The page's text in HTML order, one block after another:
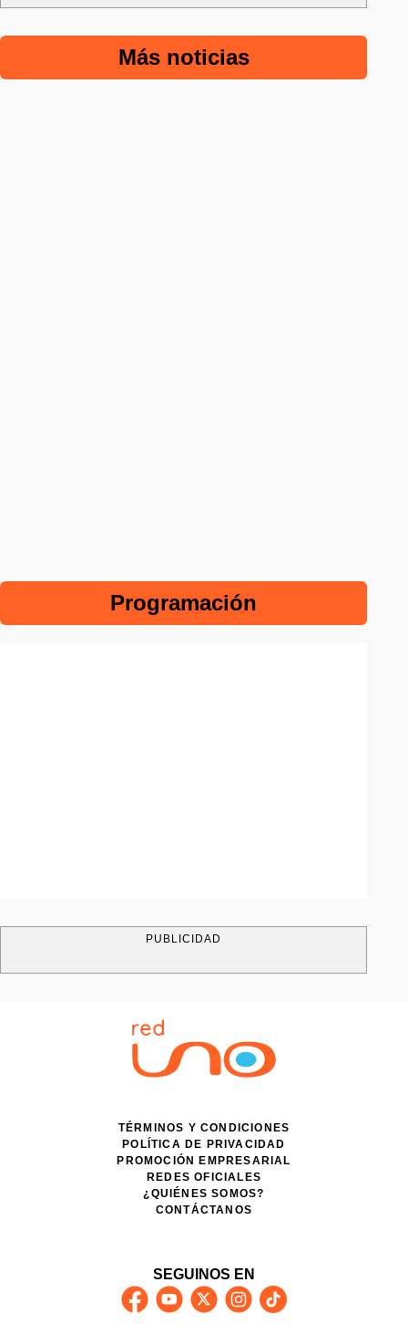
Más noticias
Programación
PUBLICIDAD
TÉRMINOS Y CONDICIONES
POLÍTICA DE PRIVACIDAD
PROMOCIÓN EMPRESARIAL
REDES OFICIALES
¿QUIÉNES SOMOS?
CONTÁCTANOS
SEGUINOS EN